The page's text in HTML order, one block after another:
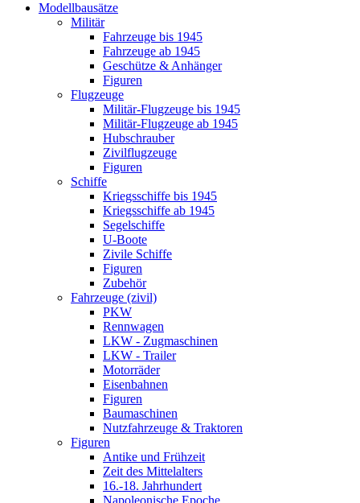
Modellbausätze
Militär
Fahrzeuge bis 1945
Fahrzeuge ab 1945
Geschütze & Anhänger
Figuren
Flugzeuge
Militär-Flugzeuge bis 1945
Militär-Flugzeuge ab 1945
Hubschrauber
Zivilflugzeuge
Figuren
Schiffe
Kriegsschiffe bis 1945
Kriegsschiffe ab 1945
Segelschiffe
U-Boote
Zivile Schiffe
Figuren
Zubehör
Fahrzeuge (zivil)
PKW
Rennwagen
LKW - Zugmaschinen
LKW - Trailer
Motorräder
Eisenbahnen
Figuren
Baumaschinen
Nutzfahrzeuge & Traktoren
Figuren
Antike und Frühzeit
Zeit des Mittelalters
16.-18. Jahrhundert
Napoleonische Epoche